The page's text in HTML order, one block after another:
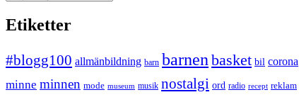
Etiketter
#blogg100 allmänbildning barn barnen basket bil corona
minne minnen mode museum musik nostalgi ord radio recept reklam